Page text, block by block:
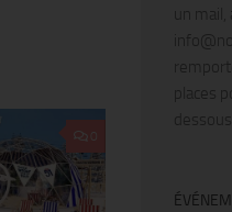
un
places